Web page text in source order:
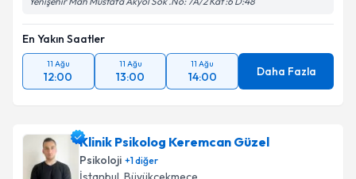
En Yakın Saatler
11 Ağu
12:00
11 Ağu
13:00
11 Ağu
14:00 Daha Fazla
Klinik Psikolog Keremcan Güzel
Psikoloji +1diğer